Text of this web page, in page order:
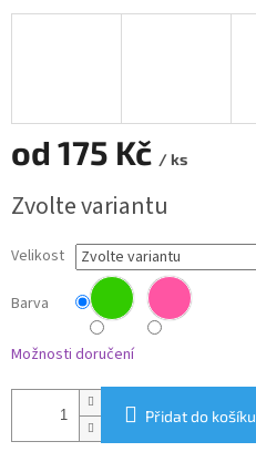
od 175 Kč / ks
cena:
Zvolte variantu
Velikost
Barva
Možnosti doručení
Přidat do košíku